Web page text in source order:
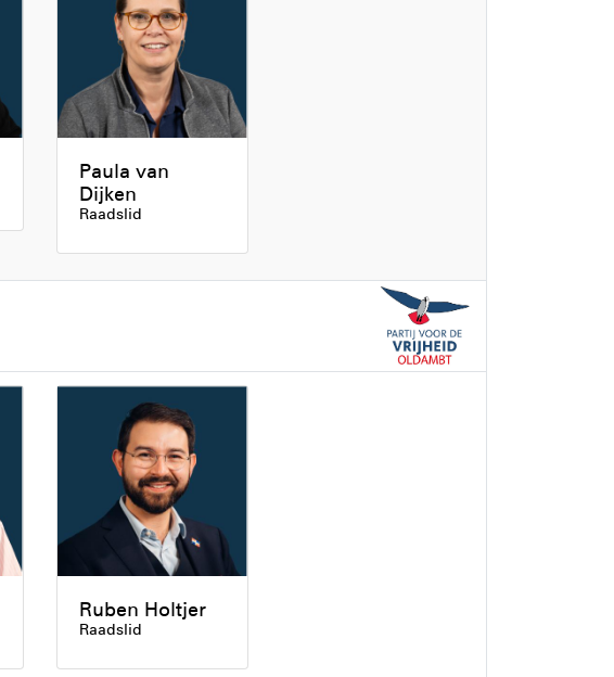
Paula van
Dijken
Raadslid
Ruben Holtjer
Raadslid